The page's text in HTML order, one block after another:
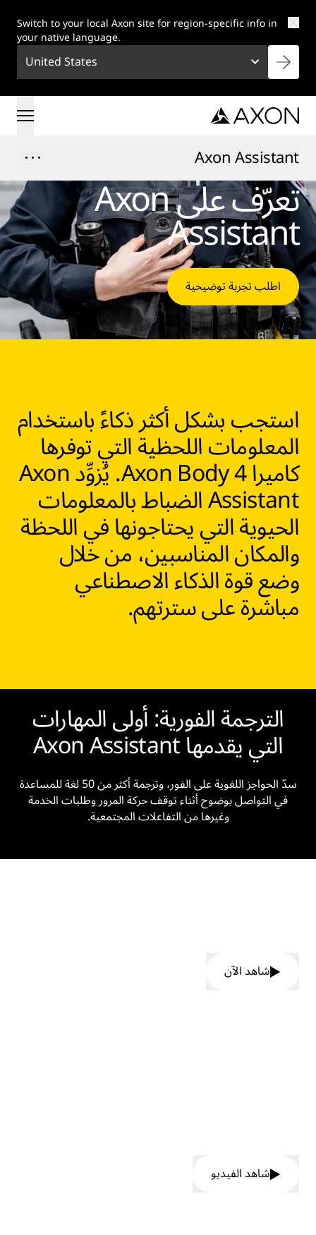
Switch to your local Axon site for region-specific info in
your native language.
United States
Axon Assistant
تعرّف على AxonAssistant
اطلب تجربة توضيحية
استجب بشكل أكثر ذكاءً باستخدام
المعلومات اللحظية التي توفرها
كاميرا Axon Body 4. يُزوِّد Axon
Assistant الضباط بالمعلومات
الحيوية التي يحتاجونها في اللحظة
والمكان المناسبين، من خلال
وضع قوة الذكاء الاصطناعي
مباشرة على سترتهم.
الترجمة الفورية: أولى المهارات
التي يقدمها Axon Assistant
سدّ الحواجز اللغوية على الفور، وترجمة أكثر من 50 لغة للمساعدة
في التواصل بوضوح أثناء توقف حركة المرور وطلبات الخدمة
وغيرها من التفاعلات المجتمعية.
شاهد الآن
شاهد الفيديو